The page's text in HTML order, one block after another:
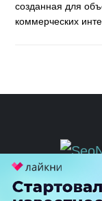
созданная для
коммерческих